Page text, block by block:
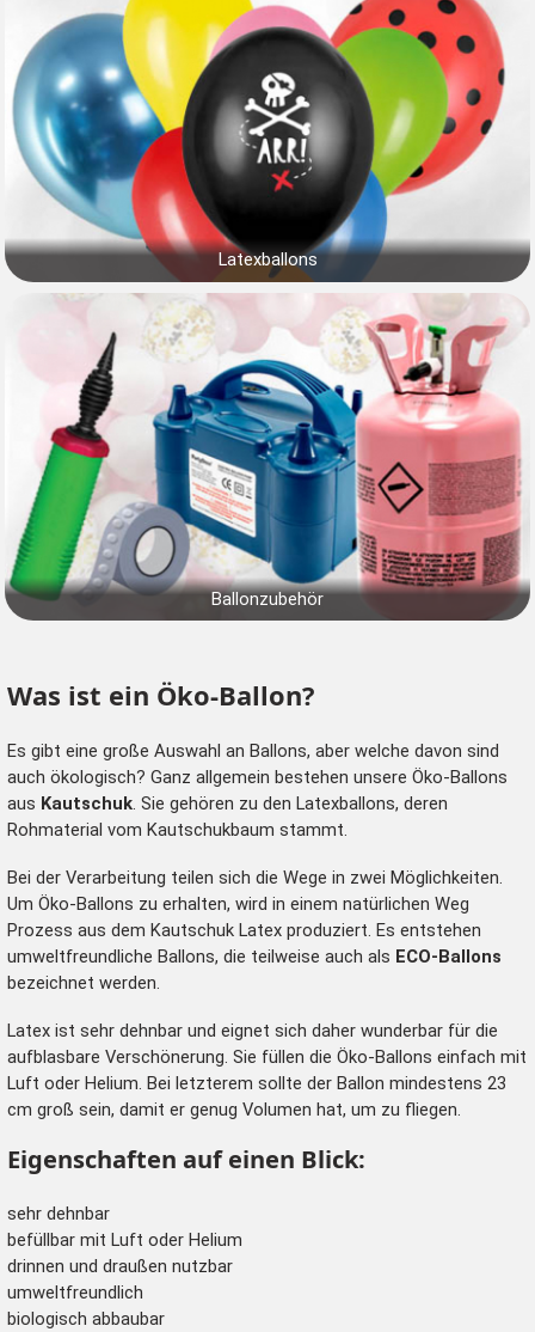
Latexballons
Ballonzubehör
Was ist ein Öko-Ballon?
Es gibt eine große Auswahl an Ballons, aber welche davon sind
auch ökologisch? Ganz allgemein bestehen unsere Öko-Ballons
aus Kautschuk. Sie gehören zu den Latexballons, deren
Rohmaterial vom Kautschukbaum stammt.
Bei der Verarbeitung teilen sich die Wege in zwei Möglichkeiten.
Um Öko-Ballons zu erhalten, wird in einem natürlichen Weg
Prozess aus dem Kautschuk Latex produziert. Es entstehen
umweltfreundliche Ballons, die teilweise auch als ECO-Ballons
bezeichnet werden.
Latex ist sehr dehnbar und eignet sich daher wunderbar für die
aufblasbare Verschönerung. Sie füllen die Öko-Ballons einfach mit
Luft oder Helium. Bei letzterem sollte der Ballon mindestens 23
cm groß sein, damit er genug Volumen hat, um zu fliegen.
Eigenschaften auf einen Blick:
sehr dehnbar
befüllbar mit Luft oder Helium
drinnen und draußen nutzbar
umweltfreundlich
biologisch abbaubar